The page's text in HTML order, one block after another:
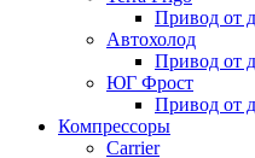
Привод от
Автохолод
Привод от
ЮГ Фрост
Привод от
Компрессоры
Carrier